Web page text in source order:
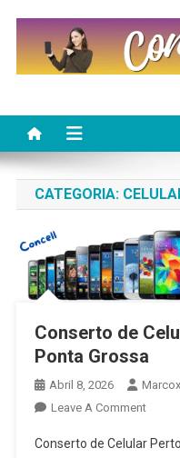
CATEGORIA:
Conserto de
Ponta Grossa
Abril 8, 2026
Leave A CommentOn
De
Conserto de Celular